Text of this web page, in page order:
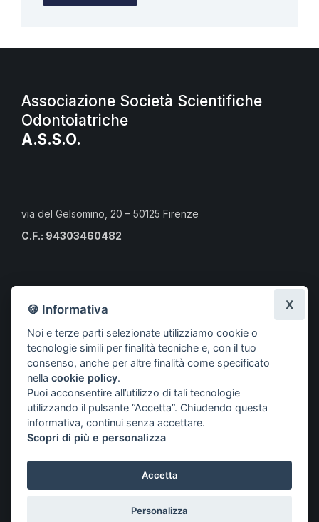
Associazione Società Scientifiche
Odontoiatriche
A.S.S.O.
via del Gelsomino, 20 – 50125 Firenze
C.F.: 94303460482
Risorse per i professionisti
Risorse per i cittadini
Risorse per gli Studenti CLMOPD
A.S.S.O.
Società aderenti
Progetti
Contatti
ODONTOIATRICHE – A.S.S.O.
🍪 Informativa
Noi e terze parti selezionate utilizziamo cookie o
tecnologie simili per finalità tecniche e, con il tuo
consenso, anche per altre finalità come specificato
nellacookie policy.
Puoi acconsentire all’utilizzo di tali tecnologie
utilizzando il pulsante “Accetta”. Chiudendo questa
informativa, continui senza accettare.
Scopri di più e personalizza
Accetta
Personalizza
X